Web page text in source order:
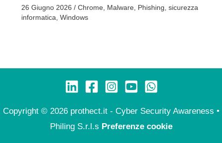
26 Giugno 2026 / Chrome, Malware, Phishing sicurezza
informatica Windows
Copyright © 2026 prothect.it - Cyber Security Awareness •
Philing S.r.l.s Preferenze cookie